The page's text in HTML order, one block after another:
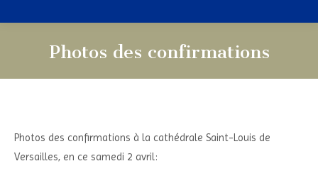
Photos des confirmations
Photos des confirmations à la cathédrale Saint-Louis de
Versailles, en ce samedi 2 avril: